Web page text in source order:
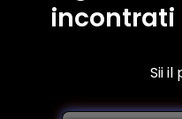
incontrati
Sii il